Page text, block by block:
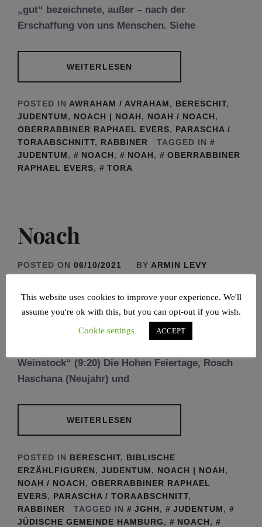
„gut“ bezeichnete, außer – nach der
Erschaffung von uns Menschen. Siehe
WEITERLESEN
POSTED IN AWRAHAM / AVRAHAM, BERESCHIT,
JUDENTUM, NOACH | NOAH, NOAH / NOACH,
OBERRABBINER RAPHAEL EVERS, PARASCHA /
TORAABSCHNITT, RABBINER
TAGGED IN
JUDENTUM, NOACH, NOAH,
OBERRABBINER
RAPHAEL EVERS, TORA
Noach
POSTED ON 06/10/2021 BY ARMIN LEVY
KEHRE BEGEISTERT ZUR WIRKLICHEN
WAHRHEIT ZURÜCK „Noah entweihte sich zu
Weinstock“ (9:20) Die Hohen Feiertage, Rosch
Haschana (Neujahr) und
WEITERLESEN
POSTED IN BERESCHIT, BIBLISCHE
ERZÄHLFIGUREN, JUDENTUM, NOACH | NOAH,
NOAH / NOACH, OBERRABBINER RAPHAEL
EVERS, PARASCHA / TORAABSCHNITT,
RABBINER
TAGGED IN JGHH, JUDENTUM,
JÜDISCHE GEMEINDE HAMBURG, NOACH,
This website uses cookies to improve your experience. We'll
assume you're ok with this, but you can opt-out if you wish.
Cookie settings
ACCEPT